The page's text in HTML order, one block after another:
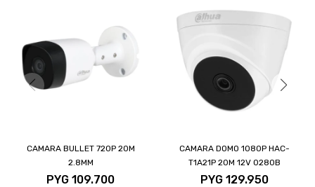
CAMARA BULLET 720P 20M
2.8MM
PYG 109.700
CAMARA DOMO 1080P HAC-
T1A21P 20M 12V 0280B
PYG 129.950